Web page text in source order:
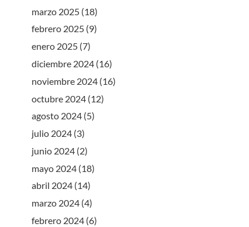
marzo 2025 (18)
febrero 2025 (9)
enero 2025 (7)
diciembre 2024 (16)
noviembre 2024 (16)
octubre 2024 (12)
agosto 2024 (5)
julio 2024 (3)
junio 2024 (2)
mayo 2024 (18)
abril 2024 (14)
marzo 2024 (4)
febrero 2024 (6)